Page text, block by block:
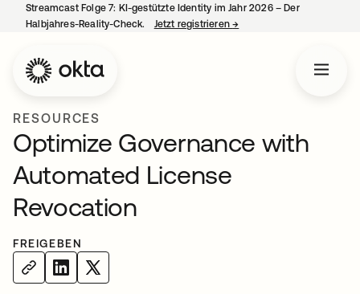
Streamcast Folge 7: KI-gestützte Identity im Jahr 2026 – Der
Halbjahres-Reality-Check.
Jetzt registrieren→
RESOURCES
Optimize Governance with
Automated License
Revocation
FREIGEBEN